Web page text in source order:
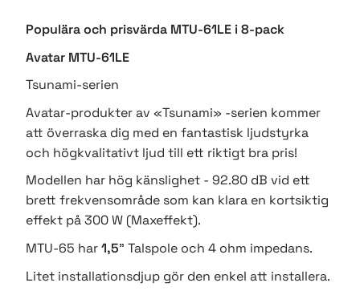
Populära och prisvärda MTU-61LE i 8-pack
Avatar MTU-61LE
Tsunami-serien
Avatar-produkter av «Tsunami» -serien kommer
att överraska dig med en fantastisk ljudstyrka
och högkvalitativt ljud till ett riktigt bra pris!
Modellen har hög känslighet - 92.80 dB vid ett
brett frekvensområde som kan klara en kortsiktig
effekt på 300 W (Maxeffekt).
MTU-65 har1,5" Talspole och 4 ohm impedans.
Litet installationsdjup gör den enkel att installera.